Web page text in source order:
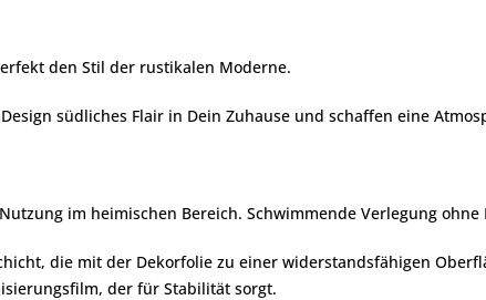
den Stil der rustikalen Moderne.
südliches Flair in Dein Zuhause und schaffen eine
im heimischen Bereich. Schwimmende Verlegung ohne
die mit der Dekorfolie zu einer widerstandsfähigen
der für Stabilität sorgt.